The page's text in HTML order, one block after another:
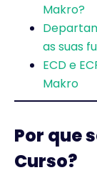
Makro?
as suas
ECD e
Makro
Por que
Curso?